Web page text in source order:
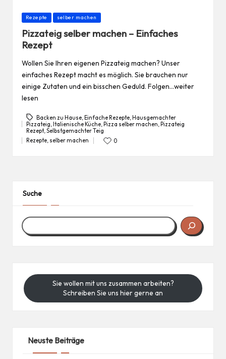
Posted
Rezepte selber machen
Pizzateig selber machen – Einfaches
Rezept
Wollen Sie Ihren eigenen Pizzateig machen? Unser
einfaches Rezept macht es möglich. Sie brauchen nur
einige Zutaten und ein bisschen Geduld. Folgen…weiter
lesen
Tags:
Backen zu Hause, Einfache Rezepte, Hausgemachter
Pizzateig Italienische Küche, Pizza selber machen Pizzateig
Rezept, Selbstgemachter Teig
Posted
Rezepte, selber machen 0
Suche
Sie wollen mit uns zusammen arbeiten?
Schreiben Sie uns hier gerne an
Neuste Beiträge